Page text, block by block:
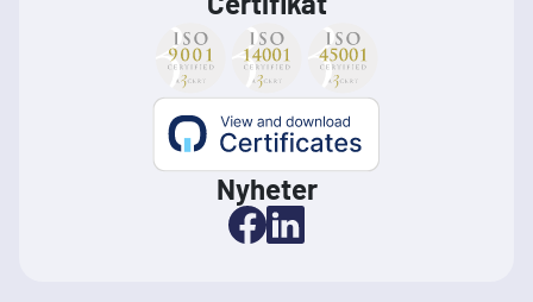
Nyheter